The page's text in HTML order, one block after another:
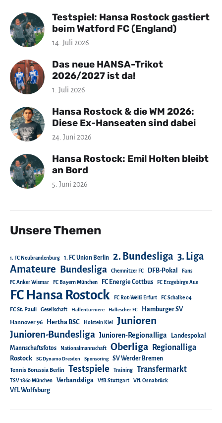
Testspiel: Hansa Rostock gastiert
beim Watford FC (England)
14. Juli 2026
Das neue HANSA-Trikot
2026/2027 ist da!
1. Juli 2026
Hansa Rostock & die WM 2026:
Diese Ex-Hanseaten sind dabei
24. Juni 2026
Hansa Rostock: Emil Holten bleibt
an Bord
5. Juni 2026
Unsere Themen
1. FC Neubrandenburg 1. FC Union Berlin 2. Bundesliga 3. Liga
Amateure Bundesliga Chemnitzer FC DFB-Pokal Fans
FC Anker Wismar FC Bayern München FC Energie Cottbus FC Erzgebirge Aue
FC Hansa Rostock FC Rot-Weiß Erfurt FC Schalke 04
FC St. Pauli Gesellschaft Hallenturniere Hallescher FC Hamburger SV
Hannover 96 Hertha BSC Holstein Kiel Junioren
Junioren-Bundesliga Junioren-Regionalliga
Landespokal
Mannschaftsfotos
Nationalmannschaft Oberliga Regionalliga
Rostock SG Dynamo Dresden Sponsoring SV Werder Bremen
Tennis Borussia Berlin Testspiele Training Transfermarkt
TSV 1860 München Verbandsliga VfB Stuttgart VfL Osnabrück
VfL Wolfsburg